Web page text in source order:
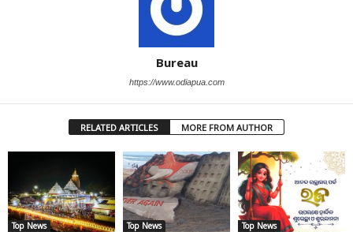
Bureau
https://www.odiapua.com
RELATED ARTICLES MORE FROM AUTHOR
Top News Top News Top News